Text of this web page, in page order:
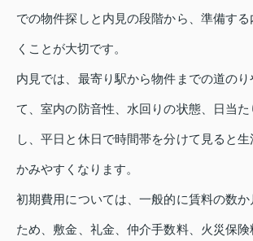
での物件探しと内見の段階から、準備す
くことが大切です。
内見では、最寄り駅から物件までの道のり
て、室内の防音性、水回りの状態、日当
し、平日と休日で時間帯を分けて見ると
かみやすくなります。
初期費用については、一般的に賃料の数
ため、敷金、礼金、仲介手数料、火災保